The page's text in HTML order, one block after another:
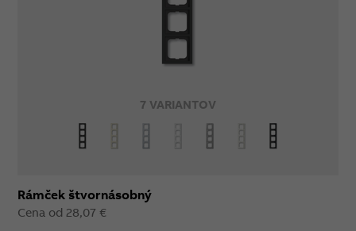
7 VARIANTOV
Rámček štvornásobný
Cena od 28,07 €